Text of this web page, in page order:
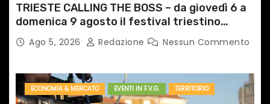
TRIESTE CALLING THE BOSS – da giovedì 6 a
domenica 9 agosto il festival triestino
dedicato a Springsteen
Ago 5, 2026 Redazione Nessun Commento
ECONOMIA & MERCATO EVENTI IN F.V.G. TERRITORIO